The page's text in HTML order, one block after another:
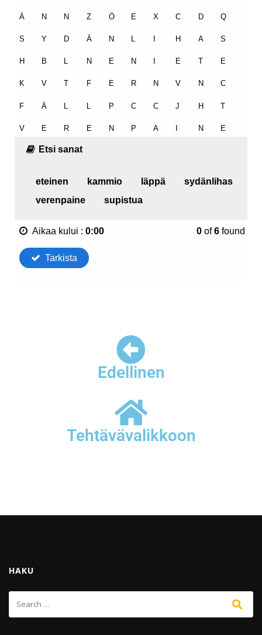
Edellinen
Tehtävävalikkoon
HAKU